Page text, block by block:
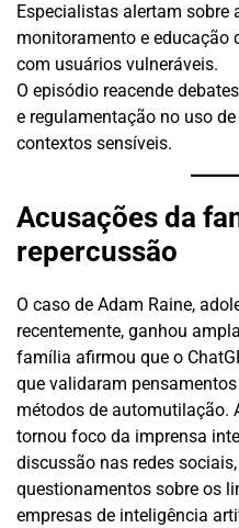
Especialistas alertam sobre
monitoramento e educação
com usuários vulneráveis.
O episódio reacende
e regulamentação no uso
contextos sensíveis.
Acusações da
repercussão
O caso de Adam Raine,
recentemente, ganhou
família afirmou que o
que validaram
métodos de automutilação.
tornou foco da imprensa
discussão nas redes
questionamentos sobre os
empresas de inteligência